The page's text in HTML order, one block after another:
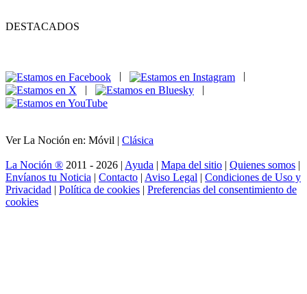
DESTACADOS
|
|
Ver La Noción en: Móvil | Clásica
La Noción ® 2011 - 2026 | Ayuda | Mapa del sitio | Quienes somos |
Envíanos tu Noticia | Contacto | Aviso Legal | Condiciones de Uso y
Privacidad | Política de cookies | Preferencias del consentimiento de
cookies